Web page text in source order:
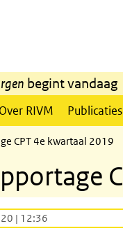
begint vandaag
Over RIVM Publicaties
CPT 4e kwartaal 2019
| 12:36